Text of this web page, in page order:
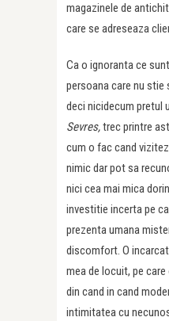
magazinele de
care se adreseaza
Ca o ignoranta ce
persoana care nu stie
deci nicidecum pretul
Sevres,trec printre
cum o fac cand
nimic dar pot sa
nici cea mai mica
investitie incerta pe
prezenta umana
discomfort. O
mea de locuit, pe
din cand in cand
intimitatea cu